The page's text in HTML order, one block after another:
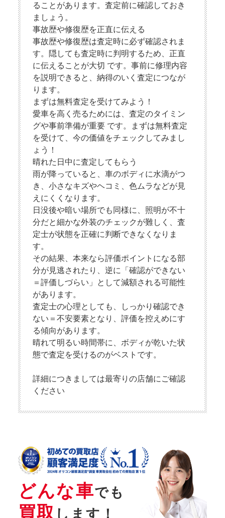
ることがあります。査定前に確認しておき
ましょう。
事故歴や修復歴を正直に伝える
事故歴や修復歴は査定時に必ず確認されま
す。隠しても査定時に判明するため、正直
に伝えることが大切 です。事前に修理内容
を説明できると、納得のいく査定につなが
ります。
まずは無料査定を受けてみよう！
愛車を高く売るためには、査定のタイミン
グや事前準備が重要 です。まずは無料査定
を受けて、今の価値をチェックしてみまし
ょう！
晴れた日中に査定してもらう
雨が降っていると、車のボディに水滴がつ
き、小さなキズやヘコミ、色ムラなどが見
えにくくなります。
日没後や暗い場所でも同様に、照明が不十
分だと細かな外装のチェックが難しく、査
定士が状態を正確に判断できなくなりま
す。
その結果、本来なら評価ポイントになる部
分が見逃されたり、逆に「確認ができない
＝評価しづらい」として減額される可能性
があります。
査定士の心理としても、しっかり確認でき
ない＝不安要素となり、評価を控えめにす
る傾向があります。
晴れて明るい時間帯に、ボディが乾いた状
態で査定を受けるのがベストです。
詳細につきましては最寄りの店舗にご確認
ください
どんな車でも
買取 します！